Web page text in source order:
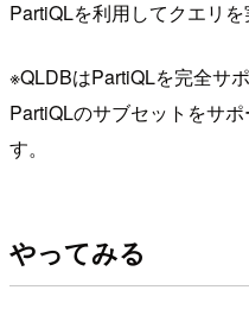
PartiQLを利用してクエリを
※QLDBはPartiQLを完全サ
PartiQLのサブセットをサ
す。
やってみる